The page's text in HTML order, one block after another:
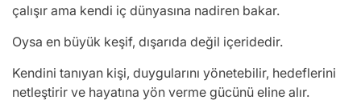
çalışır ama kendi iç dünyasına nadiren bakar.
Oysa en büyük keşif, dışarıda değil içeridedir.
Kendini tanıyan kişi, duygularını yönetebilir, hedeflerini
netleştirir ve hayatına yön verme gücünü eline alır.